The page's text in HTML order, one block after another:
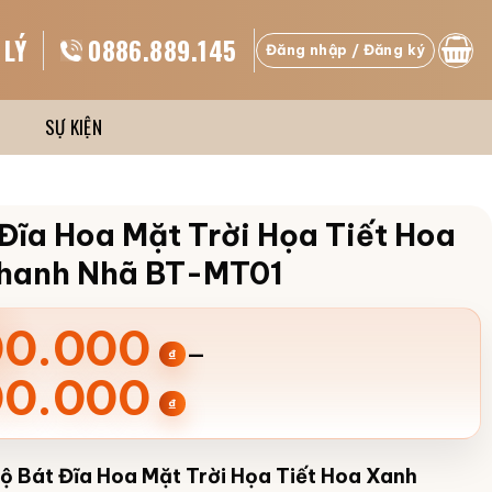
0886.889.145 Đăng nhập / Đăng ký
SỰ KIỆN
Hoa Mặt Trời Họa Tiết Hoa
Nhã BT-MT01
₫ –
₫
₫
Bát Đĩa Hoa Mặt Trời Họa Tiết Hoa Xanh